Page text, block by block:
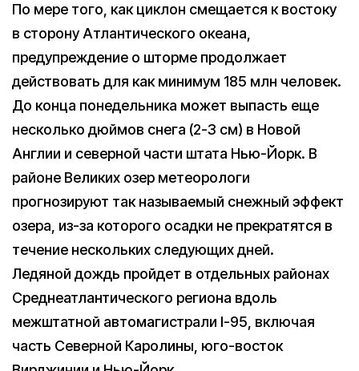
По мере того, как циклон смещается к востоку
в сторону Атлантического океана,
предупреждение о шторме продолжает
действовать для как минимум 185 млн человек.
До конца понедельника может выпасть еще
несколько дюймов снега (2-3 см) в Новой
Англии и северной части штата Нью-Йорк. В
районе Великих озер метеорологи
прогнозируют так называемый снежный эффект
озера, из-за которого осадки не прекратятся в
течение нескольких следующих дней.
Ледяной дождь пройдет в отдельных районах
Среднеатлантического региона вдоль
межштатной автомагистрали I-95, включая
часть Северной Каролины, юго-восток